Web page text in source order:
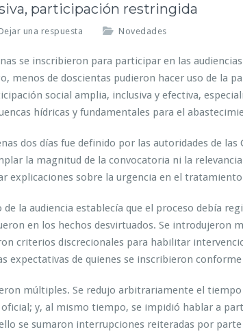
participación restringida
una respuesta Novedades
se inscribieron para participar en las
menos de doscientas pudieron hacer uso de la
social amplia, inclusiva y efectiva,
hídricas y fundamentales para el
dos días fue definido por las autoridades de
la magnitud de la convocatoria ni la
explicaciones sobre la urgencia en el
de la audiencia establecía que el proceso debía
en los hechos desvirtuados. Se
criterios discrecionales para habilitar
expectativas de quienes se inscribieron
múltiples. Se redujo arbitrariamente el
y, al mismo tiempo, se impidió hablar a
se sumaron interrupciones reiteradas por